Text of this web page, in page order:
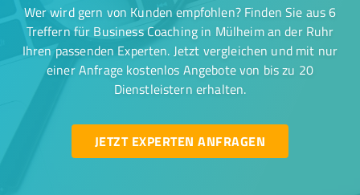
Wer wird gern von Kunden empfohlen? Finden Sie aus 6
Treffern für Business Coaching in Mülheim an der Ruhr
Ihren passenden Experten. Jetzt vergleichen und mit nur
einer Anfrage kostenlos Angebote von bis zu 20
Dienstleistern erhalten.
JETZT EXPERTEN ANFRAGEN